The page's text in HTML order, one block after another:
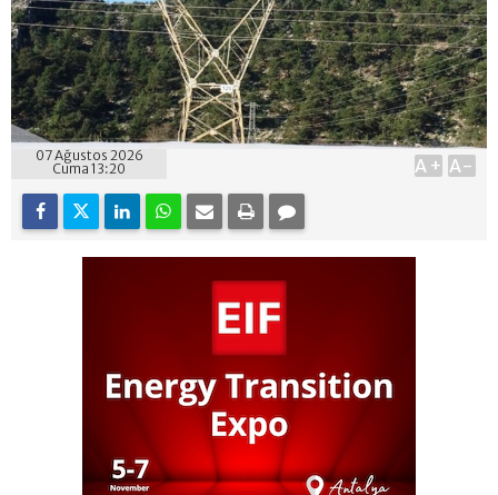
07 Ağustos 2026
Cuma 13:20
A+ A-